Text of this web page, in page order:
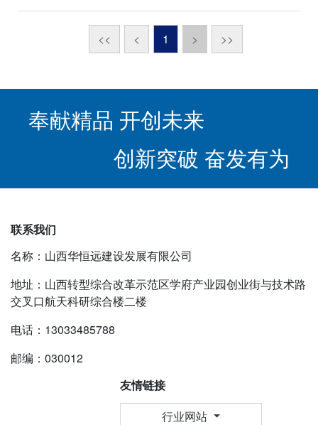
<< < 1 > >>
奉献精品 开创未来
创新突破 奋发有为
联系我们
名称：山西华恒远建设发展有限公司
地址：山西转型综合改革示范区学府产业园创业街与技术路
交叉口航天科研综合楼二楼
电话：13033485788
邮编：030012
友情链接
行业网站